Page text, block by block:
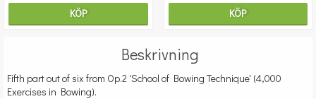
KÖP KÖP
Beskrivning
Fifth part out of six from Op.2 'School of Bowing Technique' (4,000
Exercises in Bowing).